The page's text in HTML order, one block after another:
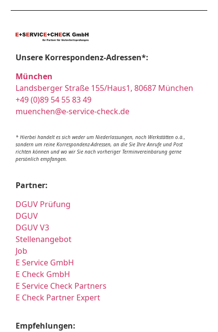
Unsere Korrespondenz-Adressen*:
München
Landsberger Straße 155/Haus1, 80687 München
+49 (0)89 54 55 83 49
muenchen@e-service-check.de
* Hierbei handelt es sich weder um Niederlassungen, noch Werkstätten o.ä.,
sondern um reine Korrespondenz-Adressen, an die Sie Ihre Anrufe und Post
richten können und wo wir Sie nach vorheriger Terminvereinbarung gerne
persönlich empfangen.
Partner:
DGUV Prüfung
DGUV
DGUV V3
Stellenangebot
Job
E Service GmbH
E Check GmbH
E Service Check Partners
E Check Partner Expert
Empfehlungen: